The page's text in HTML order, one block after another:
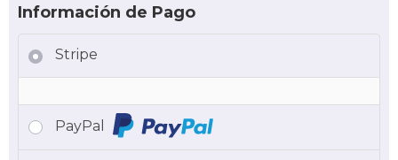
Información de Pago
Stripe
PayPal